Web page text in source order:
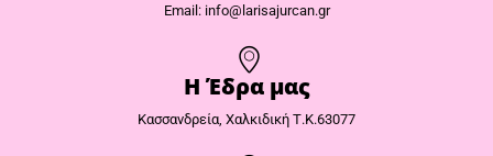
Email: info@larisajurcan.gr
Η Έδρα μας​
Κασσανδρεία, Χαλκιδική Τ.Κ.63077